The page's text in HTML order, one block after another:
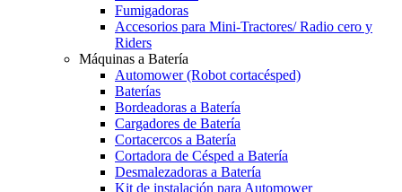
Fumigadoras
Accesorios para Mini-Tractores/ Radio cero y
Riders
Máquinas a Batería
Automower (Robot cortacésped)
Baterías
Bordeadoras a Batería
Cargadores de Batería
Cortacercos a Batería
Cortadora de Césped a Batería
Desmalezadoras a Batería
Kit de instalación para Automower